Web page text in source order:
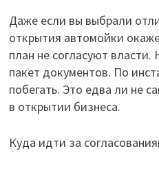
Даже если вы выбрали
открытия автомойки
план не согласуют
пакет документов. По
побегать. Это едва ли не
в открытии бизнеса.
Куда идти за